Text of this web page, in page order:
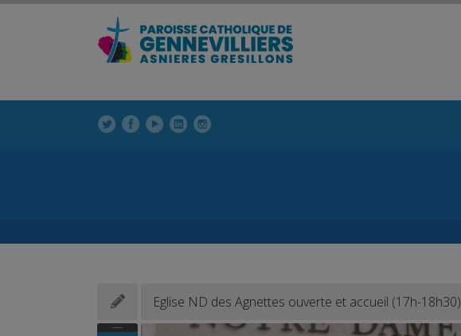
Eglise ND des Agnettes ouverte et accueil (17h-18h30)